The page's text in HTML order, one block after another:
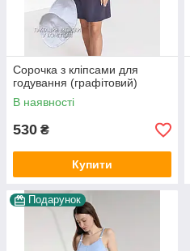
Сорочка з кліпсами для
годування (графітовий)
В наявності
530 ₴
Купити
Подарунок